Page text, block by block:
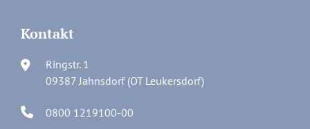
Kontakt
Ringstr. 1
09387 Jahnsdorf (OT Leukersdorf)
0800 1219100-00